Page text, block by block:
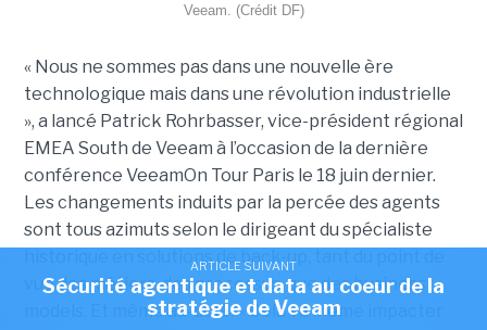
ARTICLE SUIVANT
Sécurité agentique et data au coeur de la
stratégie de Veeam
Veeam. (Crédit DF)
« Nous ne sommes pas dans une nouvelle ère
technologique mais dans une révolution industrielle
», a lancé Patrick Rohrbasser, vice-président régional
EMEA South de Veeam à l’occasion de la dernière
conférence VeeamOn Tour Paris le 18 juin dernier.
Les changements induits par la percée des agents
sont tous azimuts selon le dirigeant du spécialiste
historique en solutions de back-up, tant du point de
vue des métiers, des processus, que des business
models. Et même au-delà : « Cela va même impacter